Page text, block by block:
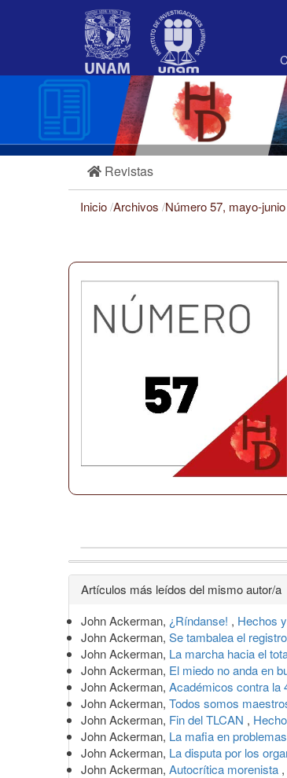
Barra
Revistas
Inicio/Archivos /Número 57, mayo-
Detalles
del
artículo
Artículos más leídos del mismo autor/a
John Ackerman, ¿Ríndanse! , Hechos
John Ackerman, Se tambalea el
John Ackerman, La marcha hacia el
John Ackerman, El miedo no anda en
John Ackerman, Académicos contra la
John Ackerman, Todos somos
John Ackerman, Fin del TLCAN ,
John Ackerman, La mafia en problemas
John Ackerman, La disputa por los
John Ackerman, Autocrítica morenista ,